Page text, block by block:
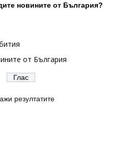
новините от България?
от България
резултатите